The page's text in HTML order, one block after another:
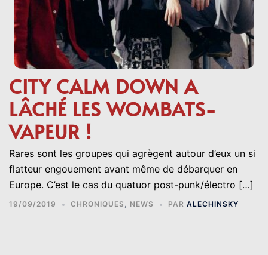
CITY CALM DOWN A
LÂCHÉ LES WOMBATS-
VAPEUR !
Rares sont les groupes qui agrègent autour d’eux un si
flatteur engouement avant même de débarquer en
Europe. C’est le cas du quatuor post-punk/électro […]
19/09/2019 CHRONIQUES , NEWS PAR ALECHINSKY